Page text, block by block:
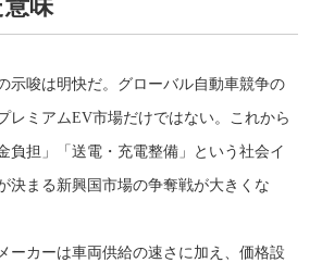
意味
示唆は明快だ。グローバル自動車競争の
レミアムEV市場だけではない。これから
負担」「送電・充電整備」という社会イ
決まる新興国市場の争奪戦が大きくな
ーカーは車両供給の速さに加え、価格設